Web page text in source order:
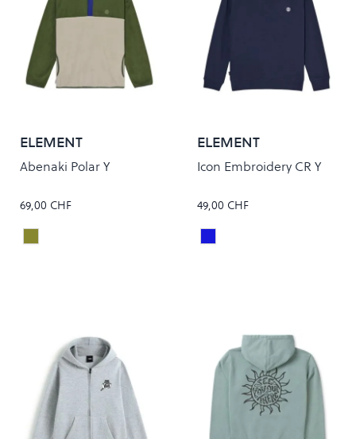
ELEMENT
Abenaki Polar Y
69,00 CHF
Colour
BRONZE GREEN
ELEMENT
Icon Embroidery CR Y
49,00 CHF
Colour
Eclipse Navy